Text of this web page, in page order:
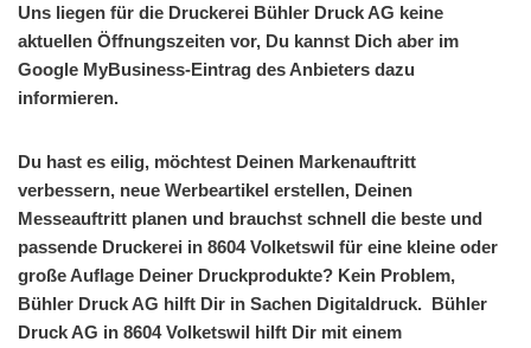
Uns liegen für die Druckerei Bühler Druck AG keine
aktuellen Öffnungszeiten vor, Du kannst Dich aber im
Google MyBusiness-Eintrag des Anbieters dazu
informieren.
Du hast es eilig, möchtest Deinen Markenauftritt
verbessern, neue Werbeartikel erstellen, Deinen
Messeauftritt planen und brauchst schnell die beste und
passende Druckerei in 8604 Volketswil für eine kleine oder
große Auflage Deiner Druckprodukte? Kein Problem,
Bühler Druck AG hilft Dir in Sachen Digitaldruck. Bühler
Druck AG in 8604 Volketswil hilft Dir mit einem